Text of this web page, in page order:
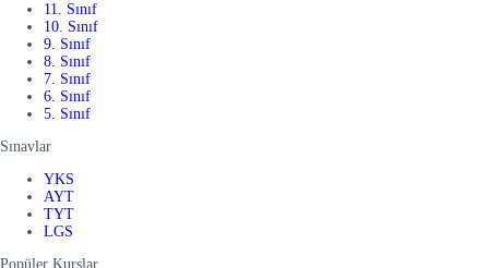
11. Sınıf
10. Sınıf
9. Sınıf
8. Sınıf
7. Sınıf
6. Sınıf
5. Sınıf
Sınavlar
YKS
AYT
TYT
LGS
Popüler Kurslar